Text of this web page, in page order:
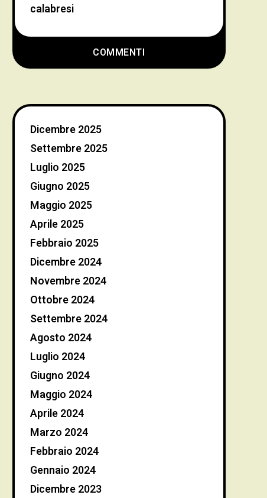
COMMENTI
calabresi
Dicembre 2025
Settembre 2025
Luglio 2025
Giugno 2025
Maggio 2025
Aprile 2025
Febbraio 2025
Dicembre 2024
Novembre 2024
Ottobre 2024
Settembre 2024
Agosto 2024
Luglio 2024
Giugno 2024
Maggio 2024
Aprile 2024
Marzo 2024
Febbraio 2024
Gennaio 2024
Dicembre 2023